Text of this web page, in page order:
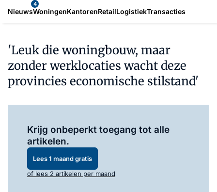
Nieuws
4
WoningenKantorenRetailLogistiekTransacties
'Leuk die woningbouw, maar
zonder werklocaties wacht deze
provincies economische stilstand'
Krijg onbeperkt toegang tot alle
artikelen.
Lees 1 maand gratis
of lees 2 artikelen per maand